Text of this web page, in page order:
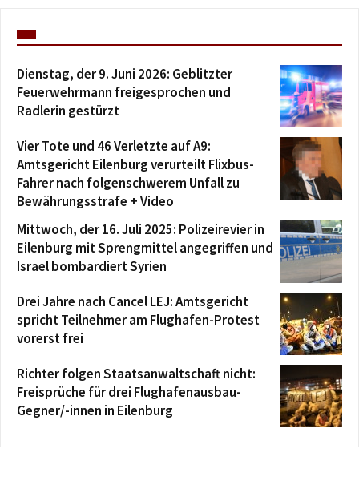
Dienstag, der 9. Juni 2026: Geblitzter
Feuerwehrmann freigesprochen und
Radlerin gestürzt
Vier Tote und 46 Verletzte auf A9:
Amtsgericht Eilenburg verurteilt Flixbus-
Fahrer nach folgenschwerem Unfall zu
Bewährungsstrafe + Video
Mittwoch, der 16. Juli 2025: Polizeirevier in
Eilenburg mit Sprengmittel angegriffen und
Israel bombardiert Syrien
Drei Jahre nach Cancel LEJ: Amtsgericht
spricht Teilnehmer am Flughafen-Protest
vorerst frei
Richter folgen Staatsanwaltschaft nicht:
Freisprüche für drei Flughafenausbau-
Gegner/-innen in Eilenburg